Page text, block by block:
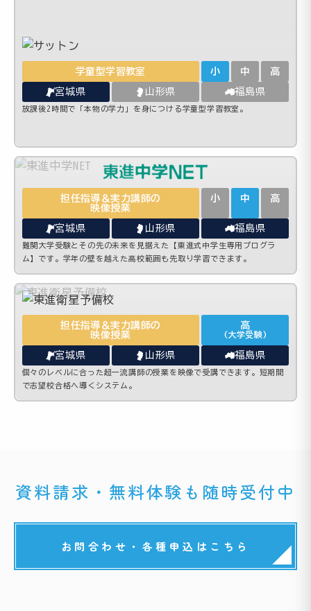
学童型学習教室 小 中 高
宮城県 山形県 福島県
放課後2時間で「本物の学力」を身につける学童型学習教室。
担任指導＆実力講師の
映像授業
小 中 高
宮城県 山形県 福島県
難関大学受験とその先の未来を見据えた【東進式中学生専用プログラ
ム】です。学年の壁を越えた高校範囲も先取り学習できます。
担任指導＆実力講師の
映像授業
高
(大学受験)
宮城県 山形県 福島県
個々のレベルに合った超一流講師の授業を映像で受講できます。短期間
で志望校合格へ導くシステム。
資料請求・無料体験も随時受付中
お問合わせ・各種申込はこちら